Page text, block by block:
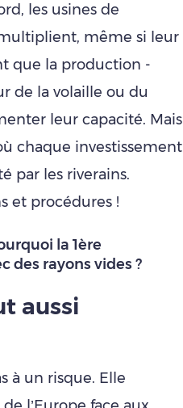
les usines de
même si leur
que la production -
de la volaille ou du
leur capacité. Mais
chaque investissement
par les riverains.
et procédures !
la 1ère
des rayons vides ?
aussi
à un risque. Elle